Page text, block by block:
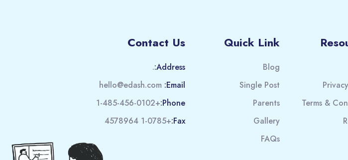
Terms &
Quick Link
Blog
Single Post
Parents
Gallery
FAQs
Contact Us
Address:
.
Email:
hello@edash.com
Phone:
+1-485-456-0102
Fax:
+1-0785 4578964